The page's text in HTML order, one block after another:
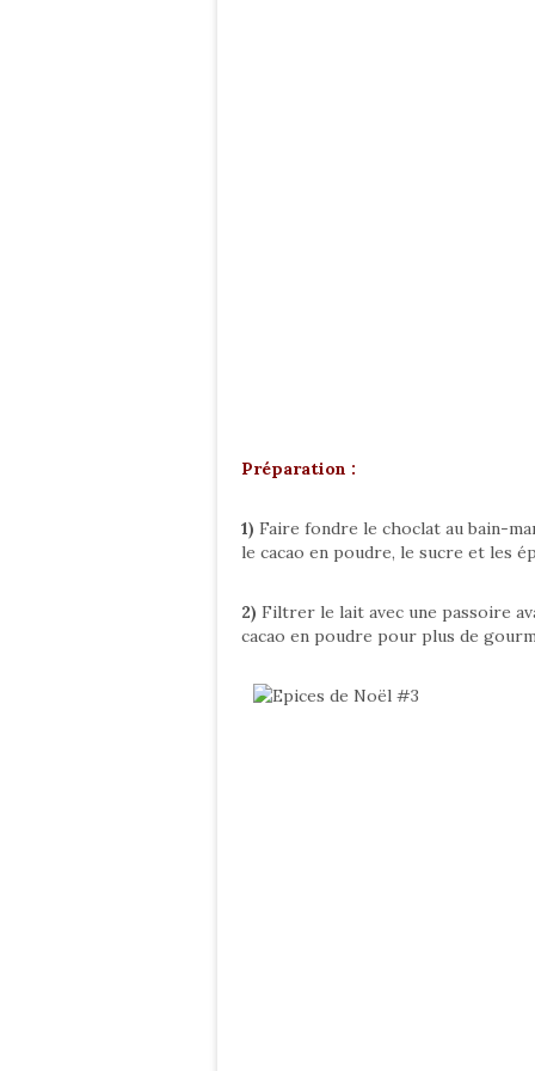
Préparation :
1) Faire fondre le choclat au bain-
le cacao en poudre, le sucre et les
2) Filtrer le lait avec une passoire
cacao en poudre pour plus de